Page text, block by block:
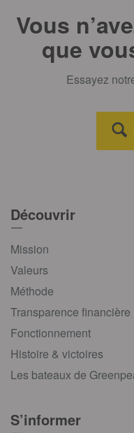
Vous
que
Essayez
Découvrir
Mission
Valeurs
Méthode
Transparence financière
Fonctionnement
Histoire & victoires
Les bateaux de
S’informer